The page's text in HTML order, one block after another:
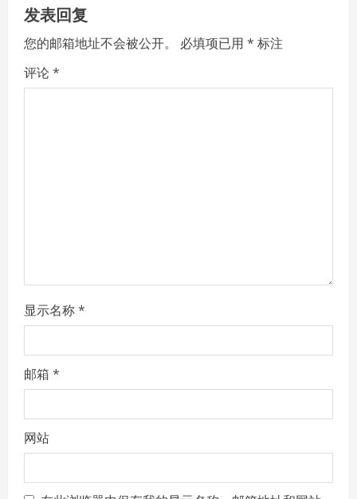
i
g
a
发表回复
您的邮箱地址不会被公开。 必填项已用 * 标注
评论*
显示名称*
邮箱 *
网站